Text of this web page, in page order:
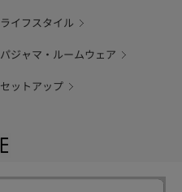
ライフスタイル
パジャマ・ルームウェア
セットアップ